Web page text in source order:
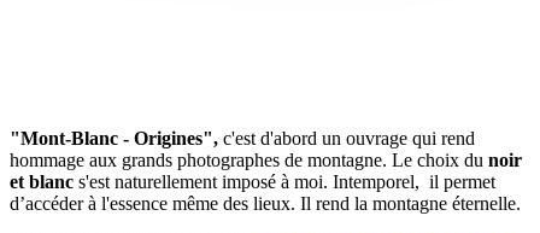
"Mont-Blanc - Origines", c'est d'abord un ouvrage qui rend
hommage aux grands photographes de montagne. Le choix du noir
et blanc s'est naturellement imposé à moi. Intemporel, il permet
d’accéder à l'essence même des lieux. Il rend la montagne éternelle.